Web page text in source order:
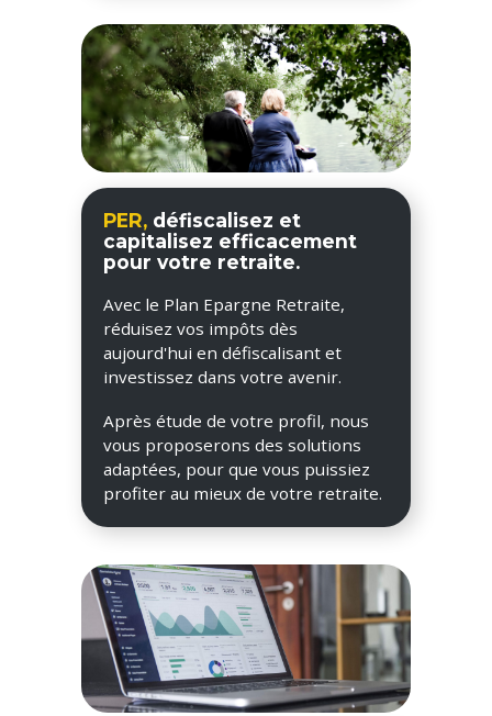
PER, défiscalisez et
capitalisez efficacement
pour votre retraite.
Avec le Plan Epargne Retraite,
réduisez vos impôts dès
aujourd'hui en défiscalisant et
investissez dans votre avenir.
Après étude de votre profil, nous
vous proposerons des solutions
adaptées, pour que vous puissiez
profiter au mieux de votre retraite.